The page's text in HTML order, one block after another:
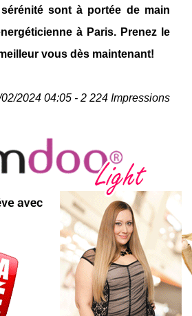
sont à portée de main
à Paris. Prenez le
vous dès maintenant!
2024 04:05 - 2 224 Impressions